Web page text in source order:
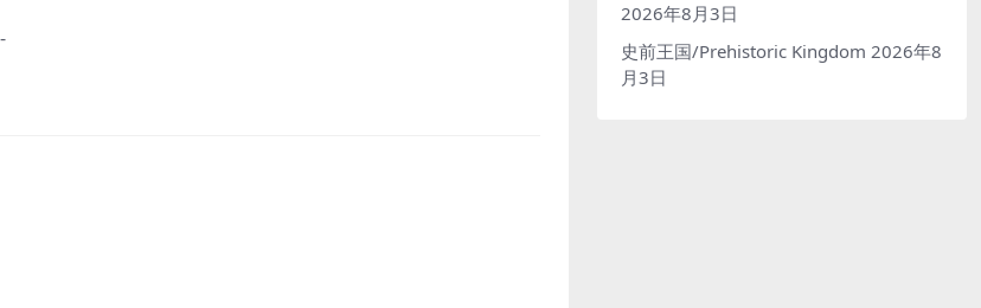
2026年8月3日
史前王国/Prehistoric Kingdom 2026年8
月3日